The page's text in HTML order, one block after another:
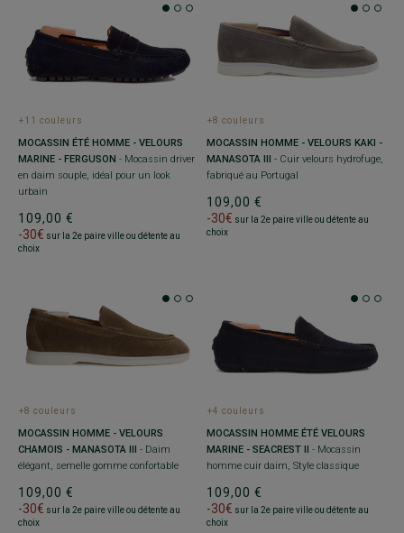
+11 couleurs
MOCASSIN ÉTÉ HOMME - VELOURS
MARINE - FERGUSON - Mocassin driver
en daim souple, idéal pour un look
urbain
109,00 €
-30€ sur la 2e paire ville ou détente au
choix
+8 couleurs
MOCASSIN HOMME - VELOURS KAKI -
MANASOTA III - Cuir velours hydrofuge,
fabriqué au Portugal
109,00 €
-30€ sur la 2e paire ville ou détente au
choix
+8 couleurs
MOCASSIN HOMME - VELOURS
CHAMOIS - MANASOTA III - Daim
élégant, semelle gomme confortable
109,00 €
-30€ sur la 2e paire ville ou détente au
choix
+4 couleurs
MOCASSIN HOMME ÉTÉ VELOURS
MARINE - SEACREST II - Mocassin
homme cuir daim, Style classique
109,00 €
-30€ sur la 2e paire ville ou détente au
choix